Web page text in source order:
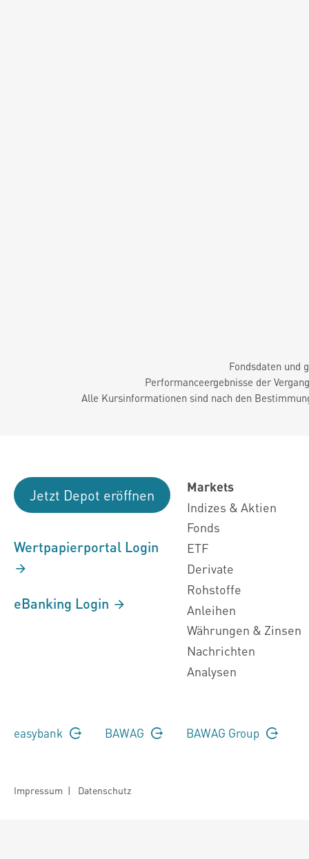
Fondsdaten und
Performanceergebnisse der
Alle Kursinformationen sind nach den
Jetzt Depot eröffnen
Wertpapierportal Login
eBanking Login
Markets
Indizes & Aktien
Fonds
ETF
Derivate
Rohstoffe
Anleihen
Währungen & Zinsen
Nachrichten
Analysen
easybank BAWAG BAWAG Group
Impressum | Datenschutz